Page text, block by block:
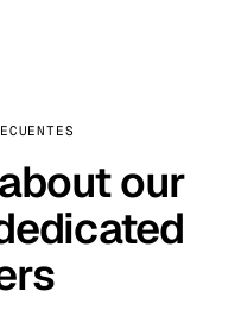
our